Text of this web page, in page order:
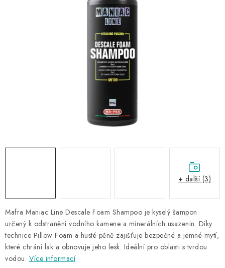
Mafra Maniac Line Descale Foam Shampoo je kyselý šampon
určený k odstranění vodního kamene a minerálních usazenin. Díky
technice Pillow Foam a husté pěně zajišťuje bezpečné a jemné mytí,
které chrání lak a obnovuje jeho lesk. Ideální pro oblasti s tvrdou
vodou. Více informací
+ další (3)